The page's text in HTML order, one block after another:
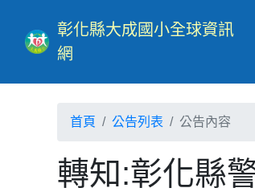
彰化縣大成國小全球資訊
網
首頁 公告列表 公告內容
轉知:彰化縣